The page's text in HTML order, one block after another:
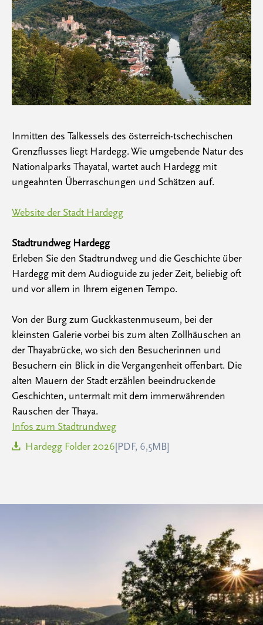
Inmitten des Talkessels des österreich-tschechischen
Grenzflusses liegt Hardegg. Wie umgebende Natur des
Nationalparks Thayatal, wartet auch Hardegg mit
ungeahnten Überraschungen und Schätzen auf.
Website der Stadt Hardegg
Stadtrundweg Hardegg
Erleben Sie den Stadtrundweg und die Geschichte über
Hardegg mit dem Audioguide zu jeder Zeit, beliebig oft
und vor allem in Ihrem eigenen Tempo.
Von der Burg zum Guckkastenmuseum, bei der
kleinsten Galerie vorbei bis zum alten Zollhäuschen an
der Thayabrücke, wo sich den Besucherinnen und
Besuchern ein Blick in die Vergangenheit offenbart. Die
alten Mauern der Stadt erzählen beeindruckende
Geschichten, untermalt mit dem immerwährenden
Rauschen der Thaya.
Infos zum Stadtrundweg
Hardegg Folder 2026[PDF, 6,5MB]